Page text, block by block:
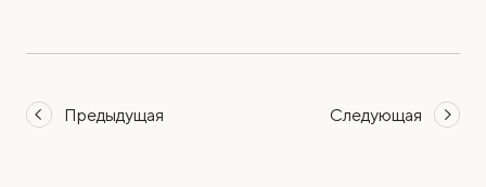
Предыдущая Следующая